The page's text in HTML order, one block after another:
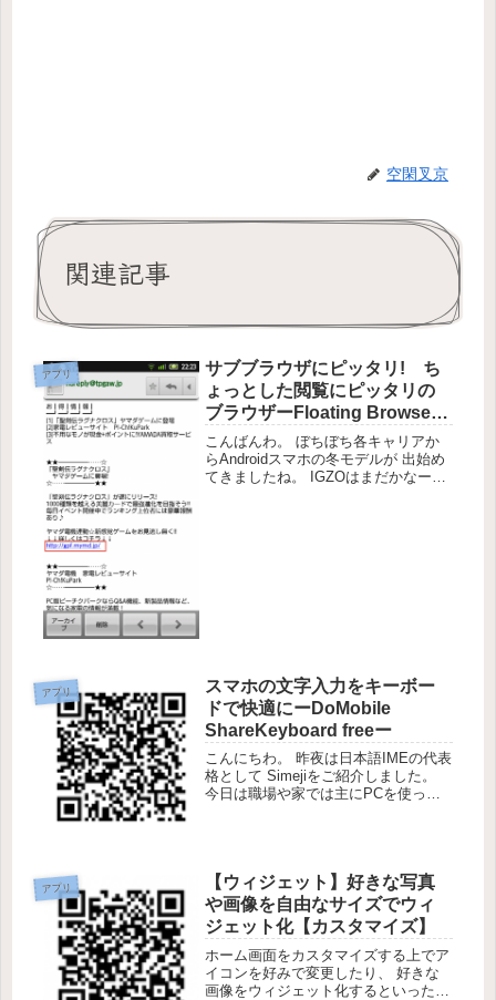
空閑叉京
関連記事
アプリ
サブブラウザにピッタリ! ち
ょっとした閲覧にピッタリの
ブラウザーFloating Browser
Flux!ー
こんばんわ。 ぼちぼち各キャリアか
らAndroidスマホの冬モデルが 出始め
てきましたね。 IGZOはまだかなー。
アプリ
スマホの文字入力をキーボー
ドで快適にーDoMobile
ShareKeyboard freeー
こんにちわ。 昨夜は日本語IMEの代表
格として Simejiをご紹介しました。
今日は職場や家では主にPCを使って
アプリ
【ウィジェット】好きな写真
や画像を自由なサイズでウィ
ジェット化【カスタマイズ】
ホーム画面をカスタマイズする上でア
イコンを好みで変更したり、 好きな
画像をウィジェット化するといったこ